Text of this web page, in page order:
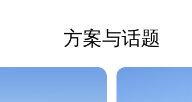
方案与话题